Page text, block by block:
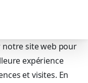
notre site web pour
expérience
et visites. En